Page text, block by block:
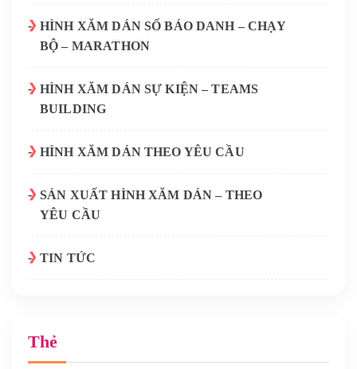
HÌNH XĂM DÁN SỐ BÁO DANH – CHẠY
BỘ – MARATHON
HÌNH XĂM DÁN SỰ KIỆN – TEAMS
BUILDING
HÌNH XĂM DÁN THEO YÊU CẦU
SẢN XUẤT HÌNH XĂM DÁN – THEO
YÊU CẦU
TIN TỨC
Thẻ